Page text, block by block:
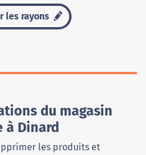
les rayons
du magasin
à Dinard
les produits et